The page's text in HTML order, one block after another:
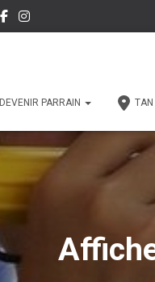
DEVENIR PARRAIN TAN